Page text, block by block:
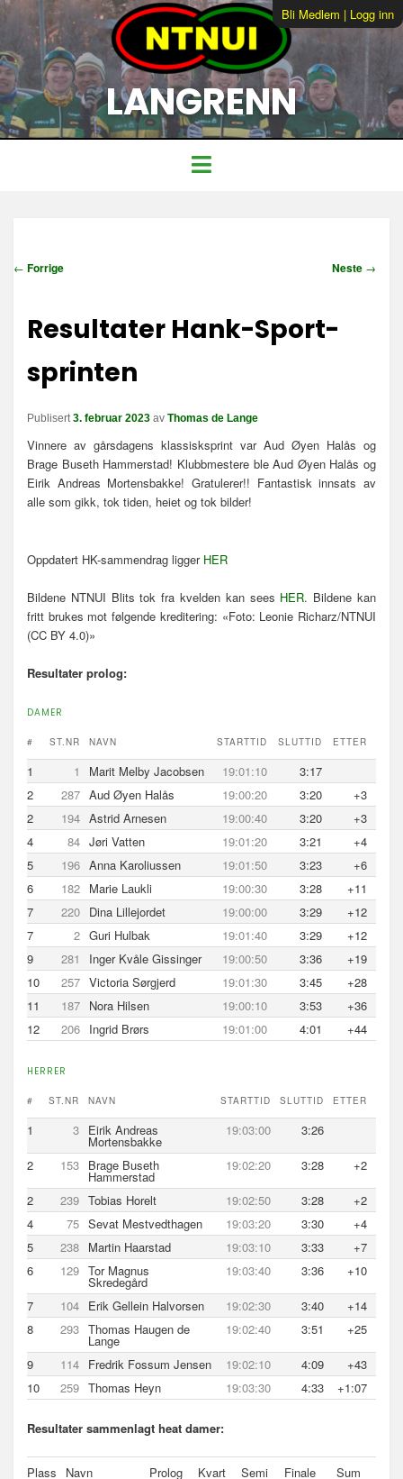
LANGRENN
Bli Medlem | Logg inn
I← Forrige Neste →
Resultater Hank-Sport-
sprinten
Publisert3. februar 2023 av Thomas de Lange
Vinnere av gårsdagens klassisksprint var Aud Øyen Halås og
Brage Buseth Hammerstad! Klubbmestere ble Aud Øyen Halås og
Eirik Andreas Mortensbakke! Gratulerer!! Fantastisk innsats av
alle som gikk, tok tiden, heiet og tok bilder!
Oppdatert HK-sammendrag ligger HER
Bildene NTNUI Blits tok fra kvelden kan sees HER. Bildene kan
fritt brukes mot følgende kreditering: «Foto: Leonie Richarz/NTNUI
(CC BY 4.0)»
Resultater prolog:
DAMER
# ST.NR NAVN STARTTID SLUTTID ETTER
1 1 Marit Melby Jacobsen 19:01:10
3:17
2
287 Aud Øyen Halås 19:00:20 3:20
+3
2
194 Astrid Arnesen 19:00:40 3:20
+3
4
84 Jøri Vatten 19:01:20 3:21
+4
5
196 Anna Karoliussen 19:01:50 3:23
+6
6
182 Marie Laukli 19:00:30 3:28
+11
7
220 Dina Lillejordet 19:00:00 3:29
+12
7
2 Guri Hulbak 19:01:40 3:29
+12
9
281 Inger Kvåle Gissinger 19:00:50 3:36
+19
10
257 Victoria Sørgjerd 19:01:30 3:45
+28
11
187 Nora Hilsen 19:00:10 3:53
+36
12
206 Ingrid Brørs 19:01:00 4:01 +44
HERRER
# ST.NR NAVN STARTTID SLUTTID ETTER
1 3 Eirik Andreas
Mortensbakke
19:03:00 3:26
2 153 Brage Buseth
Hammerstad
19:02:20 3:28 +2
2 239 Tobias Horelt 19:02:50 3:28
+2
4
75 Sevat Mestvedthagen 19:03:20 3:30
+4
5
238 Martin Haarstad 19:03:10 3:33
+7
6
129 Tor Magnus
Skredegård
19:03:40 3:36 +10
7 104 Erik Gellein Halvorsen 19:02:30 3:40
+14
8
293 Thomas Haugen de
Lange
19:02:40 3:51 +25
9 114 Fredrik Fossum Jensen 19:02:10 4:09
+43
10
259 Thomas Heyn 19:03:30 4:33 +1:07
Resultater sammenlagt heat damer:
Plass Navn Prolog Kvart Semi Finale
Sum